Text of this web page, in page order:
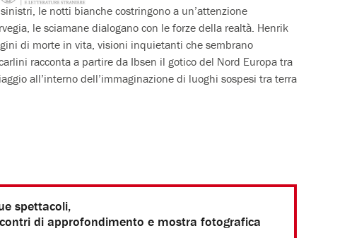
le notti bianche costringono a un’attenzione
le sciamane dialogano con le forze della realtà. Henrik
di morte in vita, visioni inquietanti che sembrano
racconta a partire da Ibsen il gotico del Nord Europa tra
all’interno dell’immaginazione di luoghi sospesi tra terra
spettacoli,
di approfondimento e mostra fotografica